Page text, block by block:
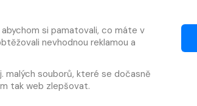
si pamatovali, co máte v
nevhodnou reklamou a
malých souborů, které se dočasně
tak web zlepšovat.